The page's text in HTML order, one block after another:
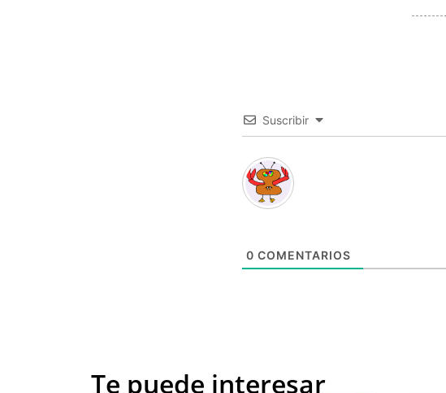
Suscribir
0 COMENTARIOS
Te puede interesar